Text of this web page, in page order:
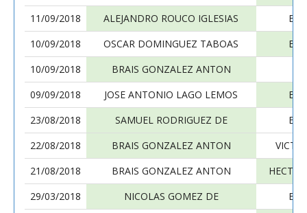
11/09/2018
ALEJANDRO ROUCO IGLESIAS
10/09/2018
OSCAR DOMINGUEZ TABOAS
10/09/2018
BRAIS GONZALEZ ANTON
09/09/2018
JOSE ANTONIO LAGO LEMOS
23/08/2018
SAMUEL RODRIGUEZ DE
22/08/2018
BRAIS GONZALEZ ANTON
21/08/2018
BRAIS GONZALEZ ANTON
29/03/2018
NICOLAS GOMEZ DE